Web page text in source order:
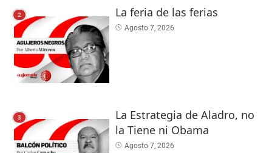
2 La feria de las ferias
Agosto 7, 2026
3
La Estrategia de Aladro, no
la Tiene ni Obama
Agosto 7, 2026